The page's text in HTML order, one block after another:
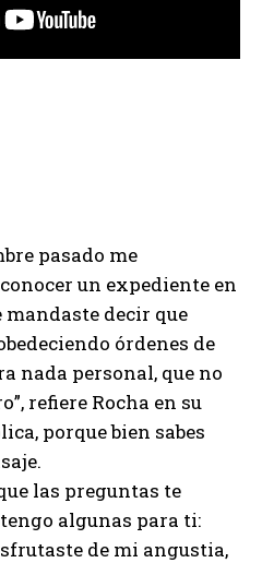
pasado me
un expediente en
decir que
órdenes de
nada personal, que no
refiere Rocha en su
porque bien sabes
las preguntas te
algunas para ti:
de mi angustia,